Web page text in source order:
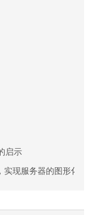
启示
现服务器的图形化浏